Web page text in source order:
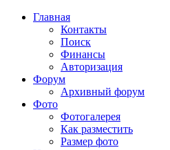
Главная
Контакты
Поиск
Финансы
Авторизация
Форум
Архивный форум
Фото
Фотогалерея
Как разместить
Размер фото